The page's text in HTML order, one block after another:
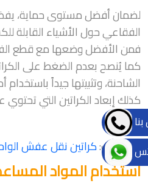
لضمان أفضل مستوى حماية،
الفقاعي حول الأشياء القابلة
فمن الأفضل وضعها مع قطع
كما يُنصح بعدم الضغط على
الشاحنة، وتثبيتها جيداً
كذلك إبعاد الكراتين التي
الثقيلة.
قد يهمك:كراتين نقل عفش
استخدام المواد